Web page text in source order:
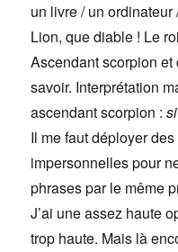
un livre / un
Lion, que diable ! Le
Ascendant scorpion
savoir. Interprétation
ascendant scorpion :
Il me faut déployer
impersonnelles pour
phrases par le même
J’ai une assez haute
trop haute. Mais là